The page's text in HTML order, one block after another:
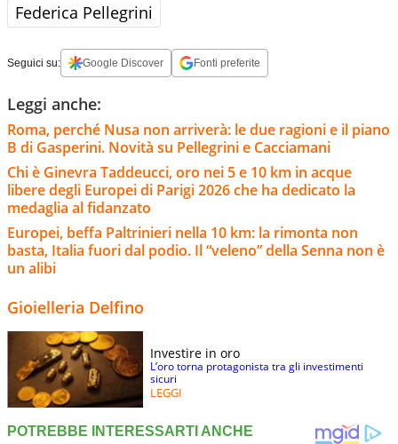
Federica Pellegrini
Seguici su: Google Discover Fonti preferite
Leggi anche:
Roma, perché Nusa non arriverà: le due ragioni e il piano
B di Gasperini. Novità su Pellegrini e Cacciamani
Chi è Ginevra Taddeucci, oro nei 5 e 10 km in acque
libere degli Europei di Parigi 2026 che ha dedicato la
medaglia al fidanzato
Europei, beffa Paltrinieri nella 10 km: la rimonta non
basta, Italia fuori dal podio. Il “veleno” della Senna non è
un alibi
Gioielleria Delfino
Investire in oro
L’oro torna protagonista tra gli investimenti
sicuri
LEGGI